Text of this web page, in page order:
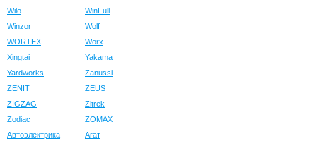
Wilo
WinFull
Winzor
Wolf
WORTEX
Worx
Xingtai
Yakama
Yardworks
Zanussi
ZENIT
ZEUS
ZIGZAG
Zitrek
Zodiac
ZOMAX
Автоэлектрика
Агат